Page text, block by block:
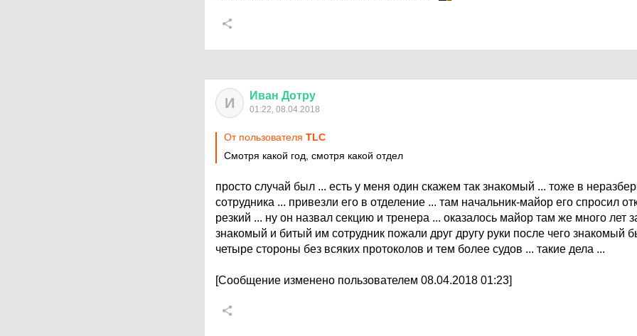
И Иван Дотру
01:22, 08.04.2018
От пользователя TLC
Смотря какой год, смотря какой отдел
просто случай был ... есть у меня один скажем так знакомый ... тоже в
сотрудника ... привезли его в отделение ... там начальник-майор его спросил
резкий ... ну он назвал секцию и тренера ... оказалось майор там же много лет
знакомый и битый им сотрудник пожали друг другу руки после чего знакомый
четыре стороны без всяких протоколов и тем более судов ... такие дела ...
[Сообщение изменено пользователем 08.04.2018 01:23]